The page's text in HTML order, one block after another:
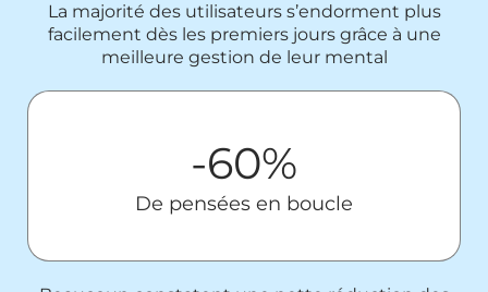
La majorité des utilisateurs s’endorment plus
facilement dès les premiers jours grâce à une
meilleure gestion de leur mental
-60%
De pensées en boucle